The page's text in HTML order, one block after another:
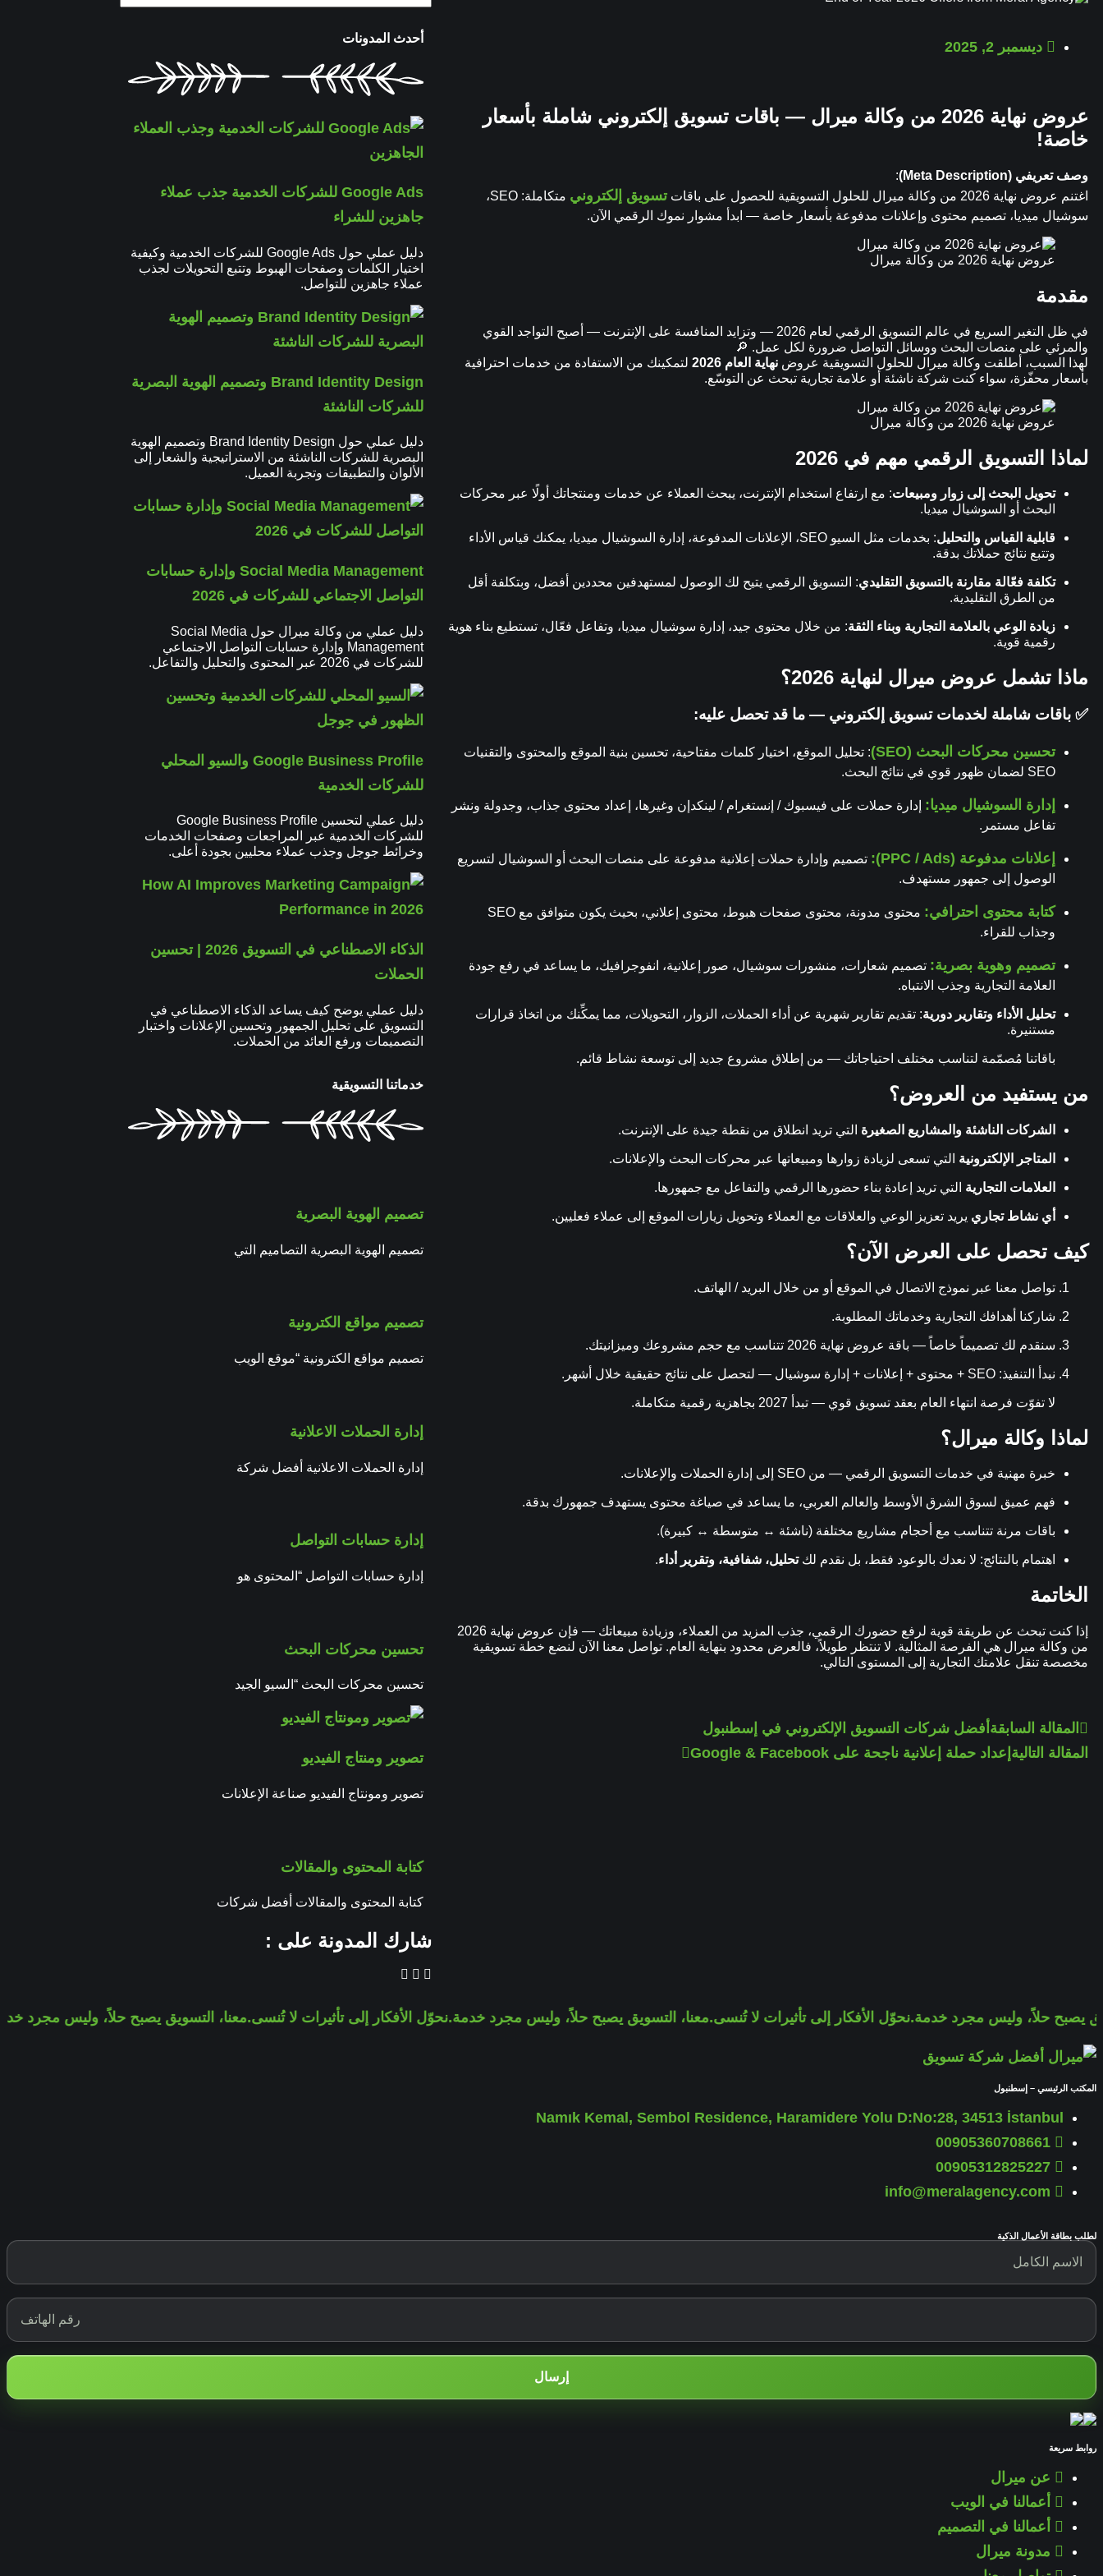
ديسمبر 2, 2025
عروض نهاية 2026 من وكالة ميرال — باقات تسويق إلكتروني شاملة بأسعار
خاصة!
وصف تعريفي (Meta Description)
:
اغتنم عروض نهاية 2026 من وكالة ميرال للحلول التسويقية للحصول على باقات
تسويق إلكتروني
متكاملة: SEO،
سوشيال ميديا، تصميم محتوى وإعلانات مدفوعة بأسعار خاصة — ابدأ مشوار نموك الرقمي الآن.
عروض نهاية 2026 من وكالة ميرال
مقدمة
في ظل التغير السريع في عالم التسويق الرقمي لعام 2026 — وتزايد المنافسة على الإنترنت — أصبح التواجد القوي
والمرئي على منصات البحث ووسائل التواصل ضرورة لكل عمل. 🔎
لهذا السبب، أطلقت وكالة ميرال للحلول التسويقية عروض نهاية العام 2026
لتمكينك من الاستفادة من خدمات احترافية
بأسعار محفّزة، سواء كنت شركة ناشئة أو علامة تجارية تبحث عن التوسّع.
عروض نهاية 2026 من وكالة ميرال
لماذا التسويق الرقمي مهم في 2026
تحويل البحث إلى زوار ومبيعات: مع ارتفاع استخدام الإنترنت، يبحث العملاء عن خدمات ومنتجاتك أولًا عبر محركات
البحث أو السوشيال ميديا.
قابلية القياس والتحليل
: بخدمات مثل السيو SEO، الإعلانات المدفوعة، إدارة السوشيال ميديا، يمكنك قياس الأداء
وتتبع نتائج حملاتك بدقة.
تكلفة فعّالة مقارنة بالتسويق التقليدي: التسويق الرقمي يتيح لك الوصول لمستهدفين محددين أفضل، وبتكلفة أقل
من الطرق التقليدية.
زيادة الوعي بالعلامة التجارية وبناء الثقة: من خلال محتوى جيد، إدارة سوشيال ميديا، وتفاعل فعّال، تستطيع بناء هوية
رقمية قوية.
ماذا تشمل عروض ميرال لنهاية 2026؟
✅ باقات شاملة لخدمات تسويق إلكتروني — ما قد تحصل عليه:
تحسين محركات البحث (SEO)
: تحليل الموقع، اختيار كلمات مفتاحية، تحسين بنية الموقع والمحتوى والتقنيات
SEO لضمان ظهور قوي في نتائج البحث.
إدارة السوشيال ميديا: إدارة حملات على فيسبوك / إنستغرام / لينكدإن وغيرها، إعداد محتوى جذاب، وجدولة ونشر
تفاعل مستمر.
إعلانات مدفوعة (PPC / Ads) : تصميم وإدارة حملات إعلانية مدفوعة على منصات البحث أو السوشيال لتسريع
الوصول إلى جمهور مستهدف.
كتابة محتوى احترافي:
محتوى مدونة، محتوى صفحات هبوط، محتوى إعلاني، بحيث يكون متوافق مع SEO
وجذاب للقراء.
تصميم وهوية بصرية: تصميم شعارات، منشورات سوشيال، صور إعلانية، انفوجرافيك، ما يساعد في رفع جودة
العلامة التجارية وجذب الانتباه.
تحليل الأداء وتقارير دورية: تقديم تقارير شهرية عن أداء الحملات، الزوار، التحويلات، مما يمكِّنك من اتخاذ قرارات
مستنيرة.
باقاتنا مُصمّمة لتناسب مختلف احتياجاتك — من إطلاق مشروع جديد إلى توسعة نشاط قائم.
من يستفيد من العروض؟
الشركات الناشئة والمشاريع الصغيرة التي تريد انطلاق من نقطة جيدة على الإنترنت.
المتاجر الإلكترونية التي تسعى لزيادة زوارها ومبيعاتها عبر محركات البحث والإعلانات.
العلامات التجارية التي تريد إعادة بناء حضورها الرقمي والتفاعل مع جمهورها.
أي نشاط تجاري يريد تعزيز الوعي والعلاقات مع العملاء وتحويل زيارات الموقع إلى عملاء فعليين.
كيف تحصل على العرض الآن؟
تواصل معنا عبر نموذج الاتصال في الموقع أو من خلال البريد / الهاتف.
شاركنا أهدافك التجارية وخدماتك المطلوبة.
سنقدم لك تصميماً خاصاً — باقة عروض نهاية 2026 تتناسب مع حجم مشروعك وميزانيتك.
نبدأ التنفيذ: SEO + محتوى + إعلانات + إدارة سوشيال — لتحصل على نتائج حقيقية خلال أشهر.
لا تفوّت فرصة انتهاء العام بعقد تسويق قوي — تبدأ 2027 بجاهزية رقمية متكاملة.
لماذا وكالة ميرال؟
خبرة مهنية في خدمات التسويق الرقمي — من SEO إلى إدارة الحملات والإعلانات.
فهم عميق لسوق الشرق الأوسط والعالم العربي، ما يساعد في صياغة محتوى يستهدف جمهورك بدقة.
باقات مرنة تتناسب مع أحجام مشاريع مختلفة (ناشئة ↔ متوسطة ↔ كبيرة).
اهتمام بالنتائج: لا نعدك بالوعود فقط، بل نقدم لكتحليل، شفافية، وتقرير أداء.
الخاتمة
إذا كنت تبحث عن طريقة قوية لرفع حضورك الرقمي، جذب المزيد من العملاء، وزيادة مبيعاتك — فإن عروض نهاية 2026
من وكالة ميرال هي الفرصة المثالية. لا تنتظر طويلاً، فالعرض محدود بنهاية العام. تواصل معنا الآن لنضع خطة تسويقية
مخصصة تنقل علامتك التجارية إلى المستوى التالي.
المقالة السابقة أفضل شركات التسويق الإلكتروني في إسطنبول
المقالة التالية إعداد حملة إعلانية ناجحة على Google & Facebook
أحدث المدونات
Google Ads للشركات الخدمية جذب عملاء
جاهزين للشراء
دليل عملي حول Google Ads للشركات الخدمية وكيفية
اختيار الكلمات وصفحات الهبوط وتتبع التحويلات لجذب
عملاء جاهزين للتواصل.
Brand Identity Design وتصميم الهوية البصرية
للشركات الناشئة
دليل عملي حول Brand Identity Design وتصميم الهوية
البصرية للشركات الناشئة من الاستراتيجية والشعار إلى
الألوان والتطبيقات وتجربة العميل.
Social Media Management وإدارة حسابات
التواصل الاجتماعي للشركات في 2026
دليل عملي من وكالة ميرال حول Social Media
Management وإدارة حسابات التواصل الاجتماعي
للشركات في 2026 عبر المحتوى والتحليل والتفاعل.
Google Business Profile والسيو المحلي
للشركات الخدمية
دليل عملي لتحسين Google Business Profile
للشركات الخدمية عبر المراجعات وصفحات الخدمات
وخرائط جوجل وجذب عملاء محليين بجودة أعلى.
الذكاء الاصطناعي في التسويق 2026 | تحسين
الحملات
دليل عملي يوضح كيف يساعد الذكاء الاصطناعي في
التسويق على تحليل الجمهور وتحسين الإعلانات واختبار
التصميمات ورفع العائد من الحملات.
خدماتنا التسويقية
تصميم الهوية البصرية
تصميم الهوية البصرية التصاميم التي
تصميم مواقع الكترونية
تصميم مواقع الكترونية “موقع الويب
إدارة الحملات الاعلانية
إدارة الحملات الاعلانية أفضل شركة
إدارة حسابات التواصل
إدارة حسابات التواصل “المحتوى هو
تحسين محركات البحث
تحسين محركات البحث “السيو الجيد
تصوير ومنتاج الفيديو
تصوير ومونتاج الفيديو صناعة الإعلانات
كتابة المحتوى والمقالات
كتابة المحتوى والمقالات أفضل شركات
شارك المدونة على :
معنا، التسويق يصبح حلاً، وليس مجرد خدمة.نحوّل الأفكار إلى تأثيرات لا تُنسى.معنا، التسويق يصبح حلاً، وليس مجرد خدمة.نحوّل الأفكار إلى تأثيرات لا تُنسى.حلاً، وليس مجرد خدمة.
المكتب الرئيسي – إسطنبول
Namık Kemal, Sembol Residence, Haramidere Yolu D:No:28, 34513 İstanbul
00905360708661
00905312825227
info@meralagency.com
لطلب بطاقة الأعمال الذكية
إرسال
روابط سريعة
عن ميرال
أعمالنا في الويب
أعمالنا في التصميم
مدونة ميرال